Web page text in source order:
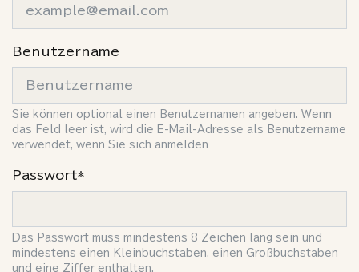
Benutzername
Sie können optional einen Benutzernamen angeben. Wenn
das Feld leer ist, wird die E-Mail-Adresse als Benutzername
verwendet, wenn Sie sich anmelden
Passwort*
Das Passwort muss mindestens 8 Zeichen lang sein und
mindestens einen Kleinbuchstaben, einen Großbuchstaben
und eine Ziffer enthalten.